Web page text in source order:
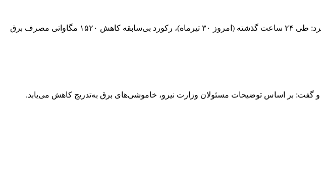
مدیرعامل شرکت توانیر با تقدیر از مشارکت کم‌نظیر و حماسه‌آفرین مردم در بهینه‌سازی مصرف برق اعلام کرد: طی ۲۴ ساعت گذشته (امروز ۳۰ تیرماه)، رکورد بی‌سابقه کاهش ۱۵۲۰ مگاواتی مصرف برق